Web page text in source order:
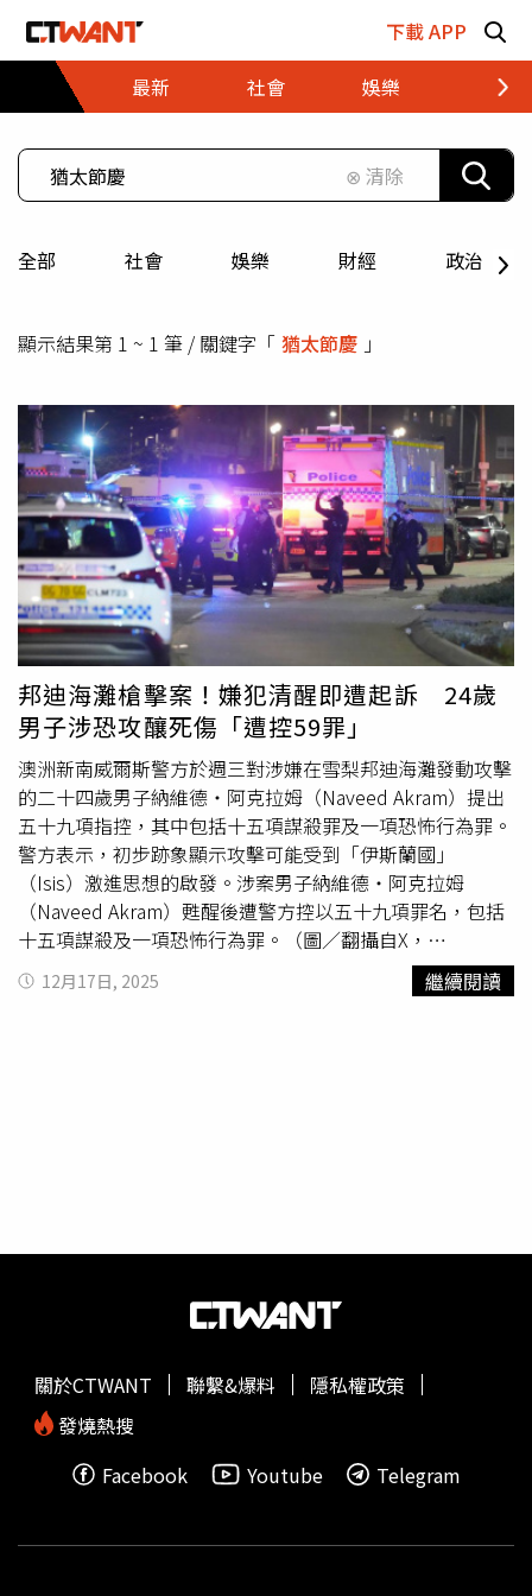
下載 APP
最新
社會 娛樂 財經
⊗ 清除
全部 社會 娛樂 財經 政治
顯示結果第 1 ~ 1 筆 / 關鍵字「 猶太節慶 」
邦迪海灘槍擊案！嫌犯清醒即遭起訴 24歲
男子涉恐攻釀死傷「遭控59罪」
澳洲新南威爾斯警方於週三對涉嫌在雪梨邦迪海灘發動攻擊
的二十四歲男子納維德‧阿克拉姆（Naveed Akram）提出
五十九項指控，其中包括十五項謀殺罪及一項恐怖行為罪。
警方表示，初步跡象顯示攻擊可能受到「伊斯蘭國」
（Isis）激進思想的啟發。涉案男子納維德‧阿克拉姆
（Naveed Akram）甦醒後遭警方控以五十九項罪名，包括
十五項謀殺及一項恐怖行為罪。（圖／翻攝自X，
@abcnews）根據英國《衛報》報導，警方聲明指出，調查
人員在「阿奎斯行動」的大量偵查後，前往醫院對這名從重
示恐怖象徵等指控。新南威爾斯警方調查人員於邦迪海灘進
方指出，阿克拉姆與現年五十歲的父親薩吉德‧阿克拉姆
（Sajid Akram）被控在週日晚間向正參加邦迪海灘一場為
期八天的光明節（Hanukah）慶祝活動的群眾開火。薩吉德
當場遭執法人員擊斃，警方亦指出他合法取得當晚攻擊中使
用的槍械。新南威爾斯警方調查人員於邦迪海灘進行現場重
槍擊事件造成十五人死亡，其中包括一名十歲兒童，另有約
件為恐怖主義事件。澳洲總理艾班尼斯（Anthony
12月17日, 2025 繼續閱讀
關於CTWANT 聯繫&爆料
隱私權政策
發燒熱搜
Facebook
Youtube Telegram